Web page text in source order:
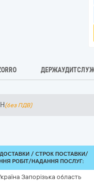
(без ПДВ)
/ СТРОК ПОСТАВКИ/
РОБІТ/НАДАННЯ ПОСЛУГ:
Запорізька область